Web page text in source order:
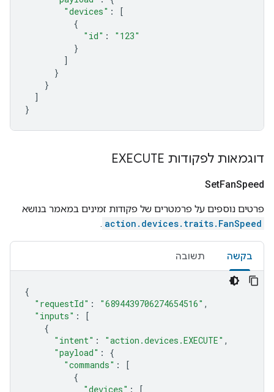
"devices" :
[
{
"id" :
"123"
}
]
}
}
]
}
דוגמאות לפקודות EXECUTE
SetFanSpeed
פרטים נוספים על פרמטרים של פקודות זמינים במאמר בנושא
action.devices.traits.FanSpeed
.
בקשה תשובה
{
"requestId" : "6894439706274654516" ,
"inputs" :
[
{
"intent" : "action.devices.EXECUTE" ,
"payload" :
{
"commands" :
[
{
"devices" : [